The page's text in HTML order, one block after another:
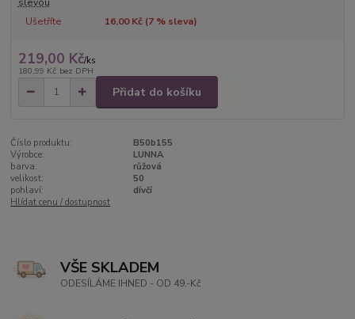
Ušetříte 16,00 Kč (7% sleva)
219,00 Kč/ks
180,99 Kč bez DPH
Přidat do košíku
Číslo produktu:
B50b155
Výrobce:
LUNNA
barva:
růžová
velikost:
50
pohlaví:
dívčí
Hlídat cenu / dostupnost
VŠE SKLADEM
ODESÍLÁME IHNED - OD 49,-Kč